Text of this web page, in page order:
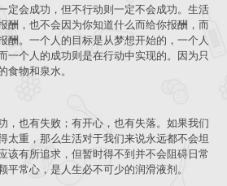
定会成功，但不行动则一定不会成功。生活
酬，也不会因为你知道什么而给你报酬，而
酬。一个人的目标是从梦想开始的，一个人
一个人的成功则是在行动中实现的。因为只
物和泉水。
，也有失败；有开心，也有失落。如果我们
太重，那么生活对于我们来说永远都不会坦
该有所追求，但暂时得不到并不会阻碍日常
常心，是人生必不可少的润滑液剂。